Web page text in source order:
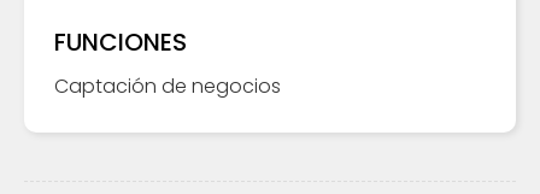
FUNCIONES
Captación de negocios